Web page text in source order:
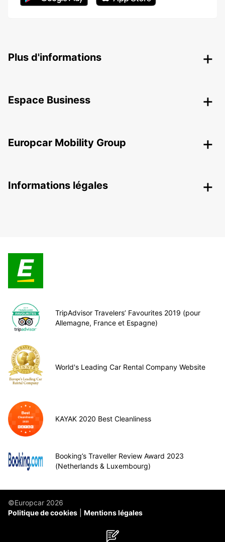
Plus d'informations
Espace Business
Europcar Mobility Group
Informations légales
TripAdvisor Travelers’ Favourites 2019 (pour
Allemagne, France et Espagne)
World's Leading Car Rental Company Website
KAYAK 2020 Best Cleanliness
Booking’s Traveller Review Award 2023
(Netherlands & Luxembourg)
©Europcar 2026
Politique de cookies
Mentions légales